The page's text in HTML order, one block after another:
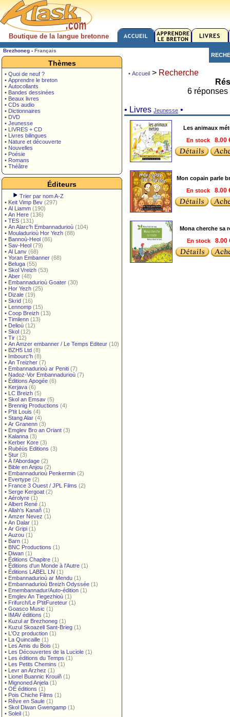
Boutique de la langue bretonne
Brezhoneg - Français
Thèmes
• Quoi de neuf ?
• Apprendre le breton
• Autocollants
• Bandes dessinées
• Beaux livres
• CDs audio
• Dictionnaires
• DVD
• Jeunesse
• LIVRES + CD
• Livres bilingues
• Nature et découverte
• Nouvelles
• Poésie
• Romans
• Théâtre
Éditeurs
Trier par nom A-Z
• Keit Vimp Bev (297)
• Al Liamm (190)
• An Here (136)
• TES (131)
• An Alarc'h Embannadurioù (104)
• Mouladurioù Hor Yezh (88)
• Bannoù-Heol (86)
• Sav-Heol (79)
• Al Lanv (68)
• Yoran Embanner (68)
• Beluga (55)
• Skol Vreizh (53)
• Aber (48)
• Embannadurioù Goater (30)
• Hor Yezh (25)
• Dizale (19)
• Skrid (16)
• Lennomp (15)
• Coop Breizh (13)
• Timilenn (13)
• Delioù (12)
• Skol (12)
• Tir (12)
• An Amzer embanner / Le Temps Editeur (10)
• BZH5 Ltd (8)
• Imbourc'h (8)
• An Treizher (7)
• Embannadurioù ar Peniti (7)
• Nadoz-Vor Embannadurioù (7)
• Éditions Apogée (6)
• Kerjava (6)
• LC Breizh (5)
• Skol an Emsav (5)
• Brennig Productions (4)
• P'tit Louis (4)
• Stang Alar (4)
• Ar Granenn (3)
• Emglev Bro an Oriant (3)
• Kalanna (3)
• Kerber Kore (3)
• Rubéüs Editions (3)
• Stur (3)
• À l'Abordage (2)
• Bible en Anjou (2)
• Embannadurioù Penkermin (2)
• Evertype (2)
• France 3 Ouest / JPL Films (2)
• Serge Kergoat (2)
• Aérolyre (1)
• Albert René (1)
• Allah's Kanañ (1)
• Amzer Nevez (1)
• An Dalar (1)
• Ar Gripi (1)
• Auzou (1)
• Barn (1)
• BNC Productions (1)
• Diwan (1)
• Éditions Chapitre (1)
• Éditions d'un Monde à l'Autre (1)
• Éditions LABEL LN (1)
• Embannadurioù ar Mendu (1)
• Embannadurioù Breizh Odyssée (1)
• Emembannadur/Auto-édition (1)
• Emglev An Tiegezhioù (1)
• Frifurch/Le P'titFureteur (1)
• Goasco Music (1)
• IMAV éditions (1)
• Kuzul ar Brezhoneg (1)
• Kuzul Skoazell Sant-Brieg (1)
• L'Oz production (1)
• La Quincaille (1)
• Les Amis du Bois (1)
• Les Découvertes de la Luciole (1)
• Les éditions du Temps (1)
• Les Petits Chemins (1)
• Levr an Arzhez (1)
• Lionel Buannic Krouiñ (1)
• Mignoned Anjela (1)
• OE éditions (1)
• Pois Chiche Films (1)
• Rêve en Saule (1)
• Skol Diwan Gwengamp (1)
• Soleil (1)
• Accueil > Recherche
6
• Livres Jeunesse •
Les animaux
En stock
8.00
Mon copain parle
En stock
8.00
Mona cherche sa
En stock
8.00